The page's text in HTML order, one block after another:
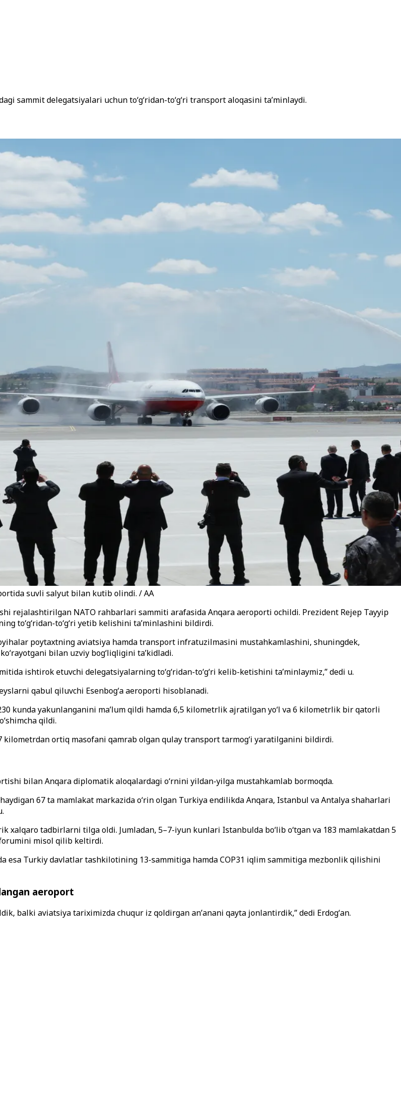
sammit delegatsiyalari uchun toʻgʻridan-toʻgʻri transport aloqasini taʼminlaydi.
suvli salyut bilan kutib olindi. / AA
rejalashtirilgan NATO rahbarlari sammiti arafasida Anqara aeroporti ochildi. Prezident Rejep Tayyip
toʻgʻridan-toʻgʻri yetib kelishini taʼminlashini bildirdi.
poytaxtning aviatsiya hamda transport infratuzilmasini mustahkamlashini, shuningdek,
bilan uzviy bogʻliqligini taʼkidladi.
ishtirok etuvchi delegatsiyalarning toʻgʻridan-toʻgʻri kelib-ketishini taʼminlaymiz,” dedi u.
qabul qiluvchi Esenbogʻa aeroporti hisoblanadi.
kunda yakunlanganini maʼlum qildi hamda 6,5 kilometrlik ajratilgan yoʻl va 6 kilometrlik bir qatorli
qildi.
ortiq masofani qamrab olgan qulay transport tarmogʻi yaratilganini bildirdi.
bilan Anqara diplomatik aloqalardagi oʻrnini yildan-yilga mustahkamlab bormoqda.
67 ta mamlakat markazida oʻrin olgan Turkiya endilikda Anqara, Istanbul va Antalya shaharlari
xalqaro tadbirlarni tilga oldi. Jumladan, 5–7-iyun kunlari Istanbulda boʻlib oʻtgan va 183 mamlakatdan 5
misol qilib keltirdi.
esa Turkiy davlatlar tashkilotining 13-sammitiga hamda COP31 iqlim sammitiga mezbonlik qilishini
aeroport
balki aviatsiya tariximizda chuqur iz qoldirgan anʼanani qayta jonlantirdik,” dedi Erdogʻan.